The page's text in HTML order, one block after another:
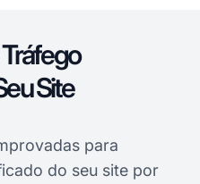
Site
para
do seu site por